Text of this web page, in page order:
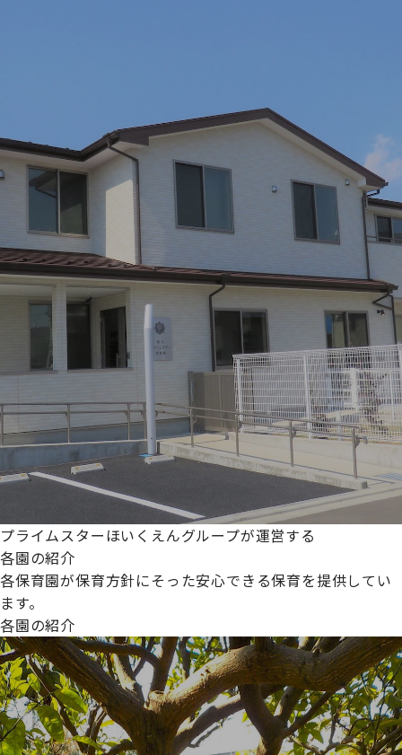
プライムスターほいくえんグループが運営する
各園の紹介
各保育園が保育方針にそった安心できる保育を提供してい
ます。
各園の紹介